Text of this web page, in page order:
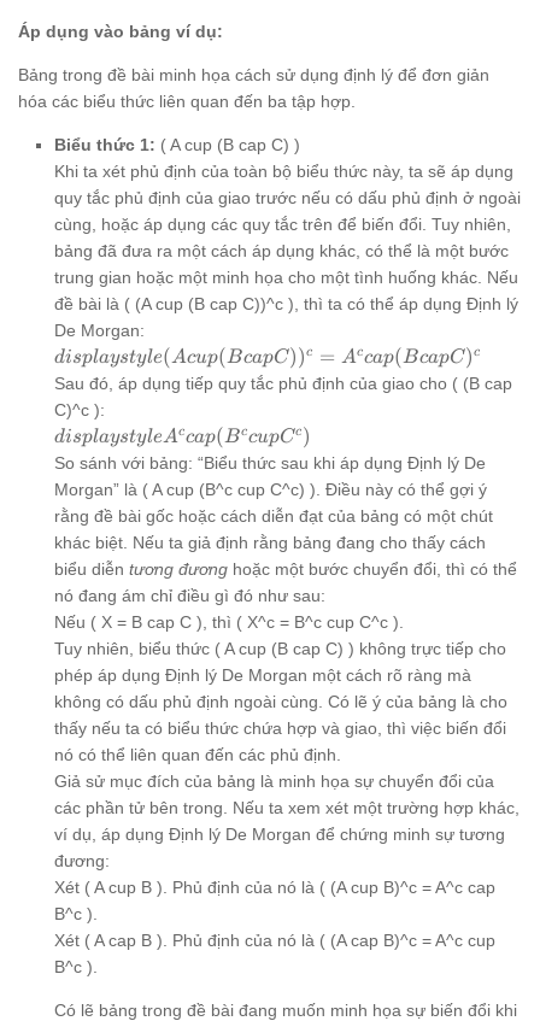
Áp dụng vào bảng ví dụ:
Bảng trong đề bài minh họa cách sử dụng định lý để đơn giản
hóa các biểu thức liên quan đến ba tập hợp.
Biểu thức 1: ( A cup (B cap C) )
Khi ta xét phủ định của toàn bộ biểu thức này, ta sẽ áp dụng
quy tắc phủ định của giao trước nếu có dấu phủ định ở ngoài
cùng, hoặc áp dụng các quy tắc trên để biến đổi. Tuy nhiên,
bảng đã đưa ra một cách áp dụng khác, có thể là một bước
trung gian hoặc một minh họa cho một tình huống khác. Nếu
đề bài là ( (A cup (B cap C))^c ), thì ta có thể áp dụng Định lý
De Morgan:
displaystyle
(A cup (B
cap C))^c
= A^c cap
(B cap C)^c
displaystyle(Acup(BcapC))c = Accap(BcapC)c
Sau đó, áp dụng tiếp quy tắc phủ định của giao cho ( (B cap
C)^c ):
displaystyle
A^c cap
(B^c cup
C^c)
displaystyleAccap(BccupCc)
So sánh với bảng: “Biểu thức sau khi áp dụng Định lý De
Morgan” là ( A cup (B^c cup C^c) ). Điều này có thể gợi ý
rằng đề bài gốc hoặc cách diễn đạt của bảng có một chút
khác biệt. Nếu ta giả định rằng bảng đang cho thấy cách
biểu diễn tương đương hoặc một bước chuyển đổi, thì có thể
nó đang ám chỉ điều gì đó như sau:
Nếu ( X = B cap C ), thì ( X^c = B^c cup C^c ).
Tuy nhiên, biểu thức ( A cup (B cap C) ) không trực tiếp cho
phép áp dụng Định lý De Morgan một cách rõ ràng mà
không có dấu phủ định ngoài cùng. Có lẽ ý của bảng là cho
thấy nếu ta có biểu thức chứa hợp và giao, thì việc biến đổi
nó có thể liên quan đến các phủ định.
Giả sử mục đích của bảng là minh họa sự chuyển đổi của
các phần tử bên trong. Nếu ta xem xét một trường hợp khác,
ví dụ, áp dụng Định lý De Morgan để chứng minh sự tương
đương:
Xét ( A cup B ). Phủ định của nó là ( (A cup B)^c = A^c cap
B^c ).
Xét ( A cap B ). Phủ định của nó là ( (A cap B)^c = A^c cup
B^c ).
Có lẽ bảng trong đề bài đang muốn minh họa sự biến đổi khi